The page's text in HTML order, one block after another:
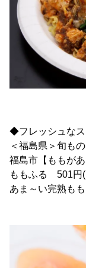
◆フレッシュなス
＜福島県＞旬もの
福島市【ももが
ももふる 501円
あま～い完熟も